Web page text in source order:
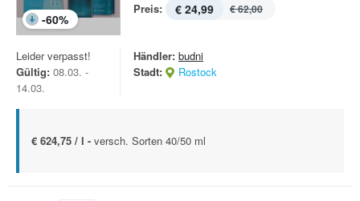
-60%
Preis: € 24,99 € 62,00
Leider verpasst!
Gültig: 08.03. -
14.03.
Händler: budni
Stadt:
Rostock
€ 624,75 / l - versch. Sorten 40/50 ml